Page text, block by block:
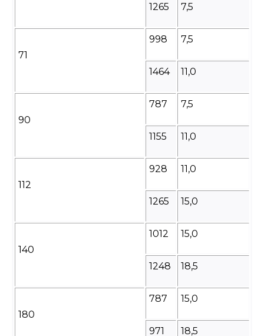
1265 7,5
71
998 7,5
1464 11,0
90
787 7,5
1155 11,0
112
928 11,0
1265 15,0
140
1012 15,0
1248 18,5
180
787 15,0
971 18,5